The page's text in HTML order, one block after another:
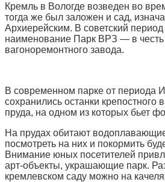
Кремль в Вологде возведен во
тогда же был заложен и сад,
Архиерейским. В советский
наименование Парк ВРЗ — в честь
вагоноремонтного завода.
В современном парке от периода
сохранились останки крепостного
пруда, на одном из которых бьет
На прудах обитают
посмотреть на них и покормить
Внимание юных посетителей
арт-объекты, украшающие парк.
кремлевском саду можно на